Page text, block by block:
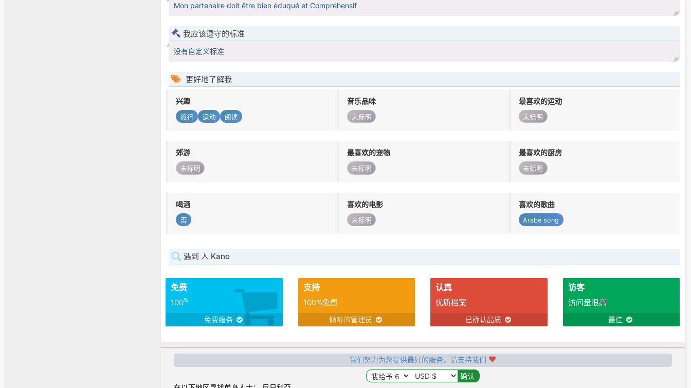
Mon partenaire doit être bien éduqué et Compréhensif
我应该遵守的标准
没有自定义标准
更好地了解我
兴趣
旅行 运动 阅读
音乐品味
未标明
最喜欢的运动
未标明
郊游
未标明
最喜欢的宠物
未标明
最喜欢的厨房
未标明
喝酒
否
喜欢的电影
未标明
喜欢的歌曲
Arabe song
遇到 人 Kano
免费
100%
免费服务
支持
100%免费
倾听的管理员
认真
优质档案
已确认品质
访客
访问量很高
最佳
我们努力为您提供最好的服务，请支持我们